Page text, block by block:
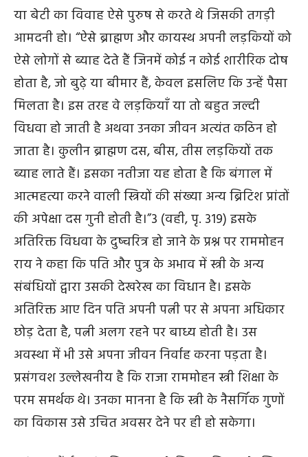
या बेटी का विवाह ऐसे पुरुष से करते थे जिसकी तगड़ी
आमदनी हो। “ऐसे ब्राह्मण और कायस्थ अपनी लड़कियों को
ऐसे लोगों से ब्याह देते हैं जिनमें कोई न कोई शारीरिक दोष
होता है, जो बुढ़े या बीमार हैं, केवल इसलिए कि उन्हें पैसा
मिलता है। इस तरह वे लड़कियाँ या तो बहुत जल्दी
विधवा हो जाती है अथवा उनका जीवन अत्यंत कठिन हो
जाता है। कुलीन ब्राह्मण दस, बीस, तीस लड़कियों तक
ब्याह लाते हैं। इसका नतीजा यह होता है कि बंगाल में
आत्महत्या करने वाली स्त्रियों की संख्या अन्य ब्रिटिश प्रांतों
की अपेक्षा दस गुनी होती है।”3 (वही, पृ. 319) इसके
अतिरिक्त विधवा के दुष्चरित्र हो जाने के प्रश्न पर राममोहन
राय ने कहा कि पति और पुत्र के अभाव में स्त्री के अन्य
संबंधियों द्वारा उसकी देखरेख का विधान है। इसके
अतिरिक्त आए दिन पति अपनी पत्नी पर से अपना अधिकार
छोड़ देता है, पत्नी अलग रहने पर बाध्य होती है। उस
अवस्था में भी उसे अपना जीवन निर्वाह करना पड़ता है।
प्रसंगवश उल्लेखनीय है कि राजा राममोहन स्त्री शिक्षा के
परम समर्थक थे। उनका मानना है कि स्त्री के नैसर्गिक गुणों
का विकास उसे उचित अवसर देने पर ही हो सकेगा।